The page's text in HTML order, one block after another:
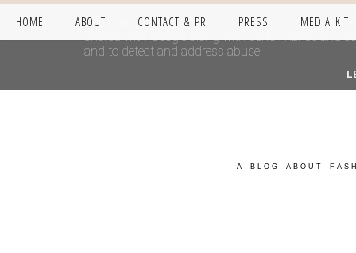
HOME ABOUT CONTACT & PR PRESS MEDIA KIT
A BLOG ABOUT
This site uses cookies from Google to deliver its
shared with Google along with performance and
and to detect and address abuse.